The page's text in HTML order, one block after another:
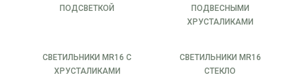
ПОДСВЕТКОЙ
ПОДВЕСНЫМИ
ХРУСТАЛИКАМИ
СВЕТИЛЬНИКИ MR16 С
ХРУСТАЛИКАМИ
СВЕТИЛЬНИКИ MR16
СТЕКЛО